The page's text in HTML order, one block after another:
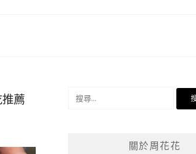
薦
關於周花花